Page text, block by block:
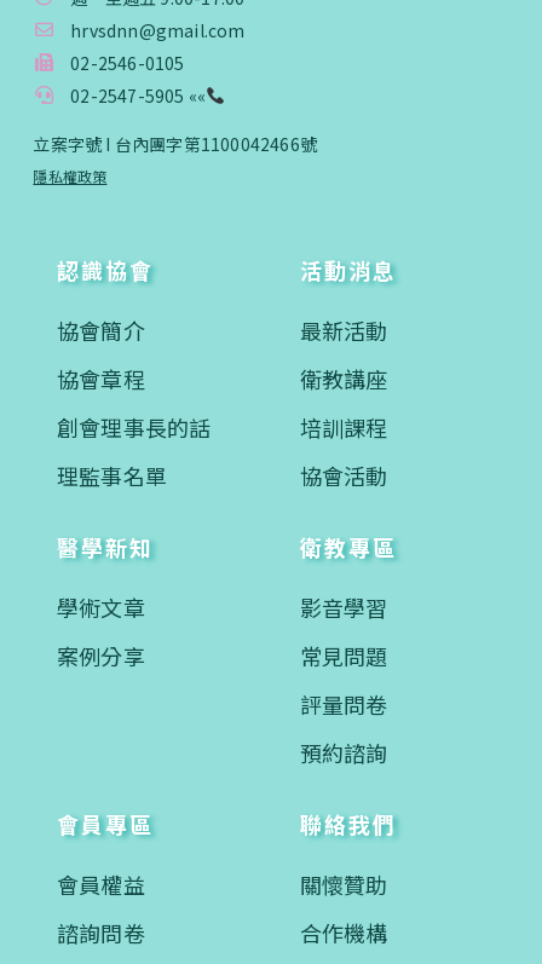
hrvsdnn@gmail.com
02-2546-0105
02-2547-5905 ««
立案字號 I 台內團字第1100042466號
隱私權政策
認識協會
協會簡介
協會章程
創會理事長的話
理監事名單
活動消息
最新活動
衛教講座
培訓課程
協會活動
醫學新知
學術文章
案例分享
衛教專區
影音學習
常見問題
評量問卷
預約諮詢
會員專區
會員權益
諮詢問卷
聯絡我們
關懷贊助
合作機構